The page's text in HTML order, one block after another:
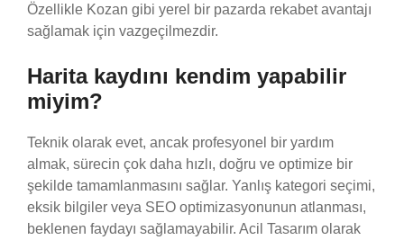
Özellikle Kozan gibi yerel bir pazarda rekabet avantajı
sağlamak için vazgeçilmezdir.
Harita kaydını kendim yapabilir
miyim?
Teknik olarak evet, ancak profesyonel bir yardım
almak, sürecin çok daha hızlı, doğru ve optimize bir
şekilde tamamlanmasını sağlar. Yanlış kategori seçimi,
eksik bilgiler veya SEO optimizasyonunun atlanması,
beklenen faydayı sağlamayabilir. Acil Tasarım olarak